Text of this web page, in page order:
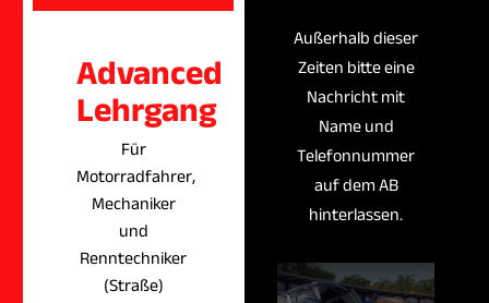
Advanced
Lehrgang
Für
Motorradfahrer,
Mechaniker
und
Renntechniker
(Straße)
Außerhalb dieser
Zeiten bitte eine
Nachricht mit
Name und
Telefonnummer
auf dem AB
hinterlassen.